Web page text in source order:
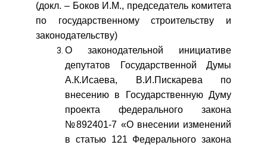
(докл. – Боков И.М., председатель комитета
по государственному строительству и
законодательству)
О законодательной инициативе
депутатов Государственной Думы
А.К.Исаева, В.И.Пискарева по
внесению в Государственную Думу
проекта федерального закона
№892401-7 «О внесении изменений
в статью 121 Федерального закона